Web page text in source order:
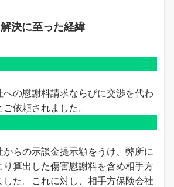
解決に至った経緯
の慰謝料請求ならびに交渉を代わ
ご依頼されました。
らの示談金提示額をうけ、弊所に
り算出した傷害慰謝料を含め相手方
た。これに対し、相手方保険会社